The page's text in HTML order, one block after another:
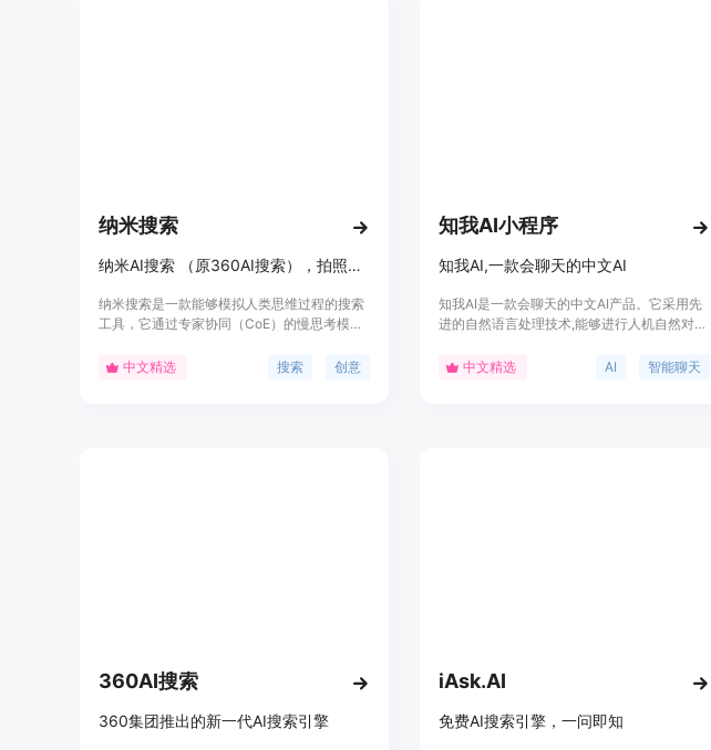
纳米搜索
纳米AI搜索 （原360AI搜索），拍照问，语音搜，一切答案皆可生成视频
纳米搜索是一款能够模拟人类思维过程的搜索
工具，它通过专家协同（CoE）的慢思考模
品通过分析用户的搜索需求，不仅能够展示已
中文精选 搜索 创意
知我AI小程序
知我AI,一款会聊天的中文AI
知我AI是一款会聊天的中文AI产品。它采用先
进的自然语言处理技术,能够进行人机自然对
事热点、获得生活建议等。知我AI还具有一定
中文精选 AI 智能聊天
360AI搜索
360集团推出的新一代AI搜索引擎
iAsk.AI
免费AI搜索引擎，一问即知